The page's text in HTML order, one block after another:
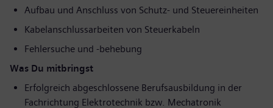
Aufbau und Anschluss von Schutz- und Steuereinheiten
Kabelanschlussarbeiten von Steuerkabeln
Fehlersuche und -behebung
Was Du mitbringst
Erfolgreich abgeschlossene Berufsausbildung in der
Fachrichtung Elektrotechnik bzw. Mechatronik